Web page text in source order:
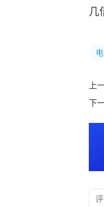
几
上
下